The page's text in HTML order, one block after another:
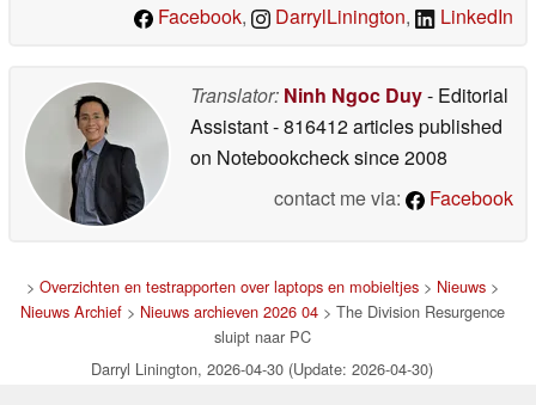
Facebook, DarrylLinington, LinkedIn
Translator: Ninh Ngoc Duy- Editorial
Assistant- 816412 articles published
on Notebookchecksince 2008
contact me via:
Facebook
> Overzichten en testrapporten over laptops en mobieltjes> Nieuws>
Nieuws Archief> Nieuws archieven 2026 04> The Division Resurgence
sluipt naar PC
Darryl Linington, 2026-04-30 (Update: 2026-04-30)